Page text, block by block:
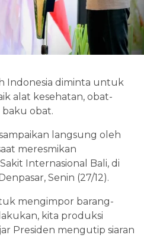
Indonesia diminta untuk
alat kesehatan, obat-
obat.
langsung oleh
meresmikan
Internasional Bali, di
Senin (27/12).
mengimpor barang-
kita produksi
Presiden mengutip siaran